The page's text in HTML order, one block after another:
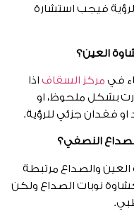
فيجب استشارة
العين؟
في مركز السقاف اذا
بشكل ملحوظ، او
فقدان جزئي للرؤية.
النصفي؟
والصداع مرتبطة
نوبات الصداع ولكن